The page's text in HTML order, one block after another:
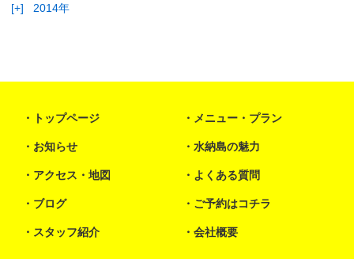
[+]
2014年
トップページ メニュー・プラン
お知らせ 水納島の魅力
アクセス・地図 よくある質問
ブログ ご予約はコチラ
スタッフ紹介 会社概要